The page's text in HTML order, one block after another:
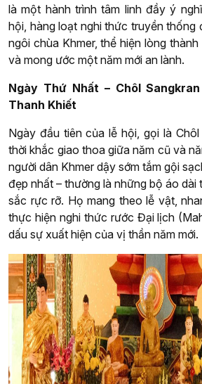
là một hành trình tâm linh đầy ý
hội, hàng loạt nghi thức truyền
ngôi chùa Khmer, thể hiện lòng
và mong ước một năm mới an lành.
Ngày Thứ Nhất – Chôl
Thanh Khiết
Ngày đầu tiên của lễ hội, gọi là
thời khắc giao thoa giữa năm cũ và
người dân Khmer dậy sớm tắm gội
đẹp nhất – thường là những bộ áo dài
sắc rực rỡ. Họ mang theo lễ vật,
thực hiện nghi thức rước Đại lịch
dấu sự xuất hiện của vị thần năm mới.